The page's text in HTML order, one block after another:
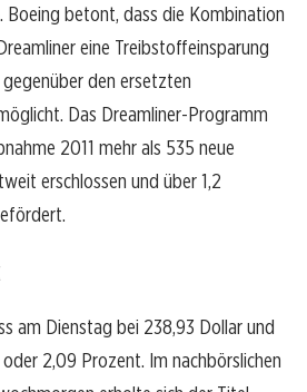
betont, dass die Kombination
eine Treibstoffeinsparung
den ersetzten
Das Dreamliner-Programm
2011 mehr als 535 neue
erschlossen und über 1,2
am Dienstag bei 238,93 Dollar und
2,09 Prozent. Im nachbörslichen